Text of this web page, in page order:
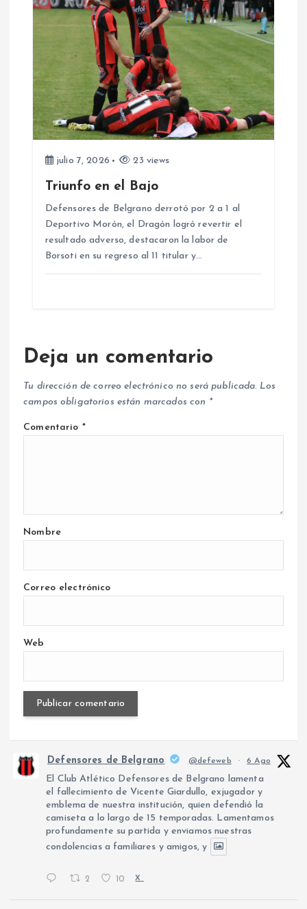
a
julio 7, 2026 23 views
Triunfo en el Bajo
Defensores de Belgrano derrotó por 2 a 1 al
Deportivo Morón, el Dragón logró revertir el
resultado adverso, destacaron la labor de
Borsoti en su regreso al 11 titular y…
Deja un comentario
Tu dirección de correo electrónico no será publicada. Los
campos obligatorios están marcados con *
Comentario *
Nombre
Correo electrónico
Web
Defensores de Belgrano @defeweb · 6 Ago
El Club Atlético Defensores de Belgrano lamenta
el fallecimiento de Vicente Giardullo, exjugador y
emblema de nuestra institución, quien defendió la
camiseta a lo largo de 15 temporadas. Lamentamos
profundamente su partida y enviamos nuestras
condolencias a familiares y amigos, y
2 10 X